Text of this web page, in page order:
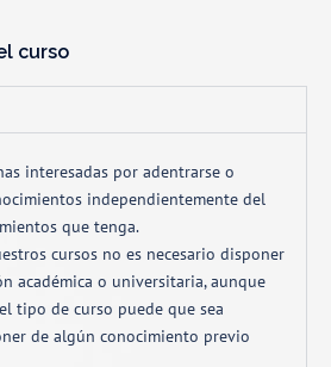
curso
interesadas por adentrarse o
independientemente del
que tenga.
cursos no es necesario disponer
académica o universitaria, aunque
tipo de curso puede que sea
de algún conocimiento previo